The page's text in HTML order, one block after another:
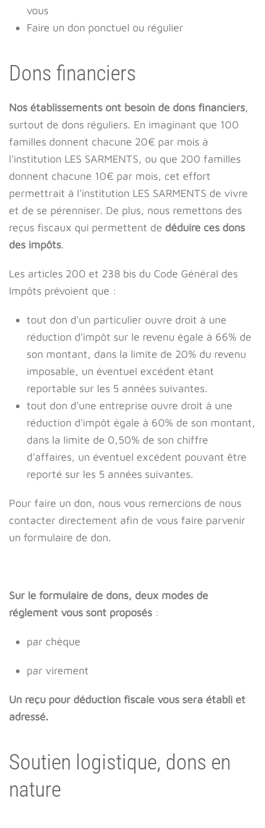
vous
Faire un don ponctuel ou régulier
Dons financiers
Nos établissements ont besoin de dons financiers,
surtout de dons réguliers. En imaginant que 100
familles donnent chacune 20€ par mois à
l'institution LES SARMENTS, ou que 200 familles
donnent chacune 10€ par mois, cet effort
permettrait à l'institution LES SARMENTS de vivre
et de se pérenniser. De plus, nous remettons des
reçus fiscaux qui permettent de déduire ces dons
des impôts.
Les articles 200 et 238 bis du Code Général des
Impôts prévoient que :
tout don d'un particulier ouvre droit à une
réduction d'impôt sur le revenu égale à 66% de
son montant, dans la limite de 20% du revenu
imposable, un éventuel excédent étant
reportable sur les 5 années suivantes.
tout don d'une entreprise ouvre droit à une
réduction d'impôt égale à 60% de son montant,
dans la limite de 0,50% de son chiffre
d'affaires, un éventuel excédent pouvant être
reporté sur les 5 années suivantes.
Pour faire un don, nous vous remercions de nous
contacter directement afin de vous faire parvenir
un formulaire de don.
Sur le formulaire de dons, deux modes de
réglement vous sont proposés :
par chèque
par virement
Un reçu pour déduction fiscale vous sera établi et
adressé.
Soutien logistique, dons en
nature